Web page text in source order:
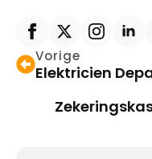
Vorige
Elektricien